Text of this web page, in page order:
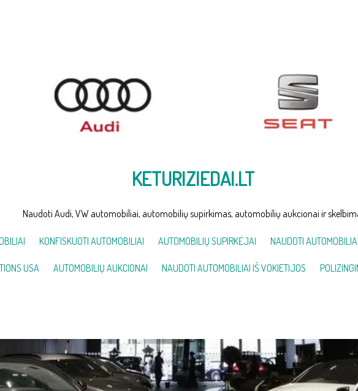
KETURIZIEDAI.LT
Naudoti Audi, VW automobiliai, automobilių supirkimas, automobilių aukcionai ir
KONFISKUOTI AUTOMOBILIAI AUTOMOBILIŲ SUPIRKĖJAI NAUDOTI AUTOMOBILIAI
USA AUTOMOBILIŲ AUKCIONAI NAUDOTI AUTOMOBILIAI IŠ VOKIETIJOS